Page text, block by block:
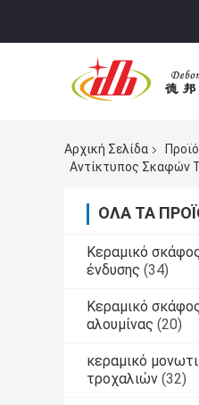
Αρχική Σελίδα
Αντίκτυπος Σκαφών
ΌΛΑ ΤΑ
Κεραμικό
ένδυσης (34)
Κεραμικό
αλουμίνας (20)
κεραμικό
τροχαλιών (32)